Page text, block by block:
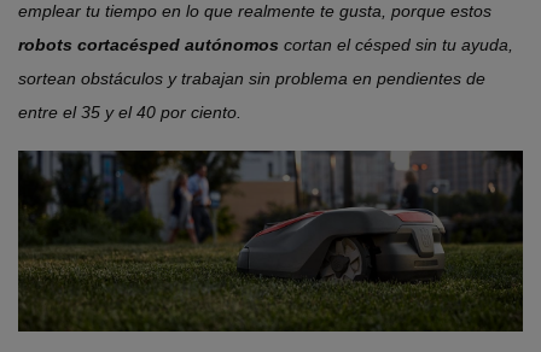
emplear tu tiempo en lo que realmente te gusta, porque estos
robots cortacésped autónomos cortan el césped sin tu ayuda,
sortean obstáculos y trabajan sin problema en pendientes de
entre el 35 y el 40 por ciento.